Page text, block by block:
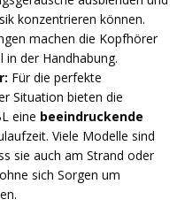
konzentrieren können.
machen die Kopfhörer
der Handhabung.
Für die perfekte
Situation bieten die
eine beeindruckende
Viele Modelle sind
sie auch am Strand oder
sich Sorgen um